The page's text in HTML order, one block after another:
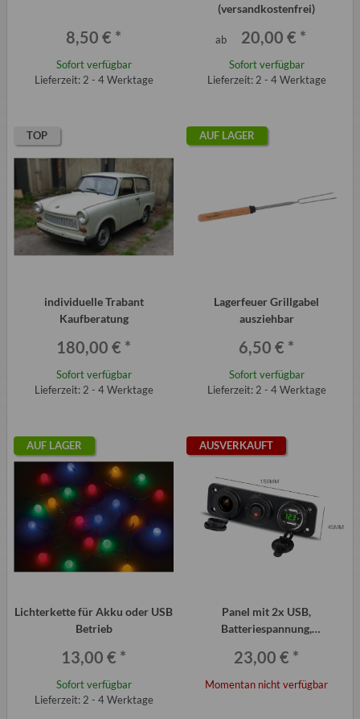
8,50 € *
Sofort verfügbar
Lieferzeit: 2 - 4 Werktage
(versandkostenfrei)
ab 20,00 € *
Sofort verfügbar
Lieferzeit: 2 - 4 Werktage
TOP
individuelle Trabant
Kaufberatung
180,00 € *
Sofort verfügbar
Lieferzeit: 2 - 4 Werktage
AUF LAGER
Lagerfeuer Grillgabel
ausziehbar
6,50 € *
Sofort verfügbar
Lieferzeit: 2 - 4 Werktage
AUF LAGER
Lichterkette für Akku oder USB
Betrieb
13,00 € *
Sofort verfügbar
Lieferzeit: 2 - 4 Werktage
AUSVERKAUFT
Panel mit 2x USB,
Batteriespannung,
Schalter für Trabant und Qek
Wohnwagen
23,00 € *
Momentan nicht verfügbar